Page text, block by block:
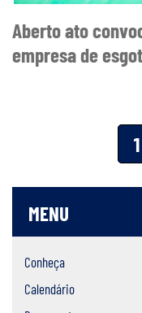
MENU
Conheça
Calendário
Aberto ato
empresa de
1